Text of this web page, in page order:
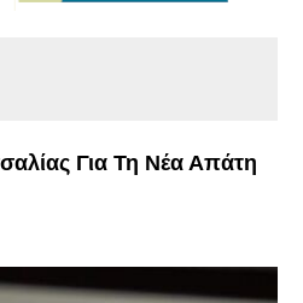
Για Τη Νέα Απάτη